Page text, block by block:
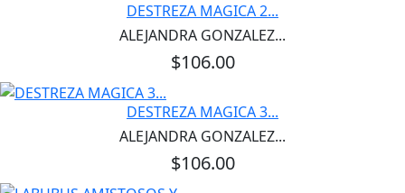
DESTREZA MAGICA 2...
ALEJANDRA GONZALEZ...
$106.00
DESTREZA MAGICA 3...
ALEJANDRA GONZALEZ...
$106.00